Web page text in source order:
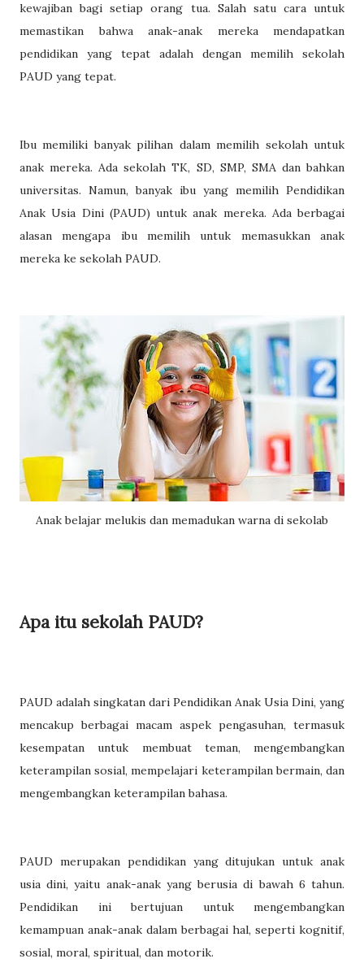
kewajiban bagi setiap orang tua. Salah satu cara untuk
memastikan bahwa anak-anak mereka mendapatkan
pendidikan yang tepat adalah dengan memilih sekolah
PAUD yang tepat.
Ibu memiliki banyak pilihan dalam memilih sekolah untuk
anak mereka. Ada sekolah TK, SD, SMP, SMA dan bahkan
universitas. Namun, banyak ibu yang memilih Pendidikan
Anak Usia Dini (PAUD) untuk anak mereka. Ada berbagai
alasan mengapa ibu memilih untuk memasukkan anak
mereka ke sekolah PAUD.
Anak belajar melukis dan memadukan warna di sekolab
Apa itu sekolah PAUD?
PAUD adalah singkatan dari Pendidikan Anak Usia Dini, yang
mencakup berbagai macam aspek pengasuhan, termasuk
kesempatan untuk membuat teman, mengembangkan
keterampilan sosial, mempelajari keterampilan bermain, dan
mengembangkan keterampilan bahasa.
PAUD merupakan pendidikan yang ditujukan untuk anak
usia dini, yaitu anak-anak yang berusia di bawah 6 tahun.
Pendidikan ini bertujuan untuk mengembangkan
kemampuan anak-anak dalam berbagai hal, seperti kognitif,
sosial, moral, spiritual, dan motorik.